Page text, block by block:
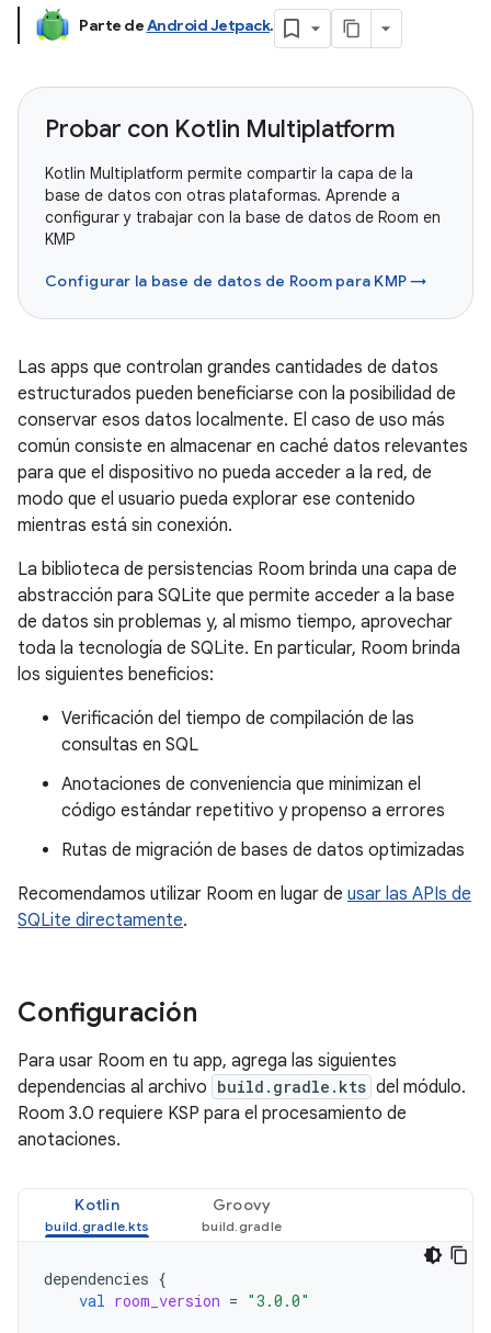
Parte deAndroid Jetpack.
Probar con Kotlin Multiplatform
Kotlin Multiplatform permite compartir la capa de la
base de datos con otras plataformas. Aprende a
configurar y trabajar con la base de datos de Room en
KMP
Configurar la base de datos de Room para KMP →
Las apps que controlan grandes cantidades de datos
estructurados pueden beneficiarse con la posibilidad de
conservar esos datos localmente. El caso de uso más
común consiste en almacenar en caché datos relevantes
para que el dispositivo no pueda acceder a la red, de
modo que el usuario pueda explorar ese contenido
mientras está sin conexión.
La biblioteca de persistencias Room brinda una capa de
abstracción para SQLite que permite acceder a la base
de datos sin problemas y, al mismo tiempo, aprovechar
toda la tecnología de SQLite. En particular, Room brinda
los siguientes beneficios:
Verificación del tiempo de compilación de las
consultas en SQL
Anotaciones de conveniencia que minimizan el
código estándar repetitivo y propenso a errores
Rutas de migración de bases de datos optimizadas
Recomendamos utilizar Room en lugar de usar las APIs de
SQLite directamente.
Configuración
Para usar Room en tu app, agrega las siguientes
dependencias al archivo build.gradle.kts del módulo.
Room 3.0 requiere KSP para el procesamiento de
anotaciones.
Kotlin Groovy
dependencies {
val room_version = "3.0.0"